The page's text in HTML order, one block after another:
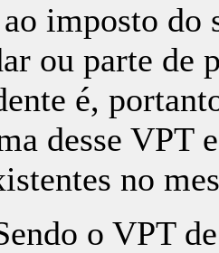
imposto do
ou parte de
é,
desse VPT
no
o VPT de